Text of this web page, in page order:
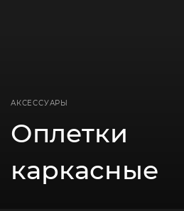
АКСЕССУАРЫ
Оплетки
каркасные